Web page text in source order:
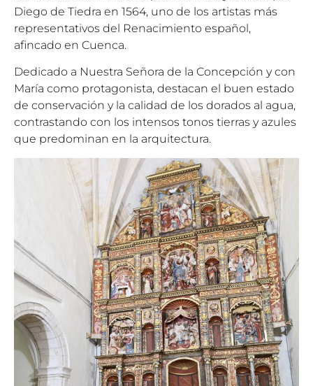
Diego de Tiedra en 1564, uno de los artistas más
representativos del Renacimiento español,
afincado en Cuenca.
Dedicado a Nuestra Señora de la Concepción y con
María como protagonista, destacan el buen estado
de conservación y la calidad de los dorados al agua,
contrastando con los intensos tonos tierras y azules
que predominan en la arquitectura.